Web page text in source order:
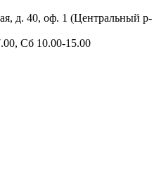
д. 40, оф. 1 (Центральный р-
Сб 10.00-15.00